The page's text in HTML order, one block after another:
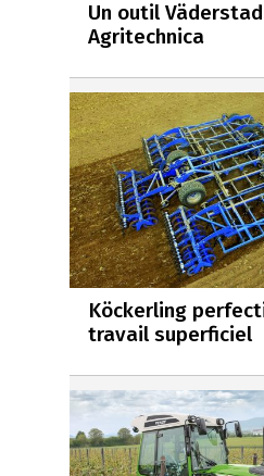
Un outil
Agritechnica
Köckerling
travail superficiel